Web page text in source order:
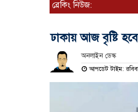
ব্রেকিং নিউজ:
ঢাকায় আজ বৃষ্টি
অনলাইন ডেস্ক
আপডেট টাইম: